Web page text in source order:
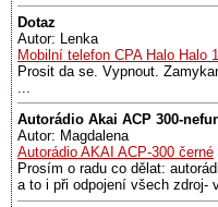
Dotaz
Autor: Lenka
Mobilní telefon CPA Halo Halo
Prosit da se. Vypnout.
Autorádio Akai ACP 300-
Autor: Magdalena
Autorádio AKAI ACP-300 černé
Prosím o radu co dělat:
a to i při odpojení všech zdroj-